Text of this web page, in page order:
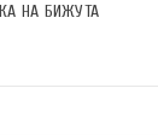
НА БИЖУТА